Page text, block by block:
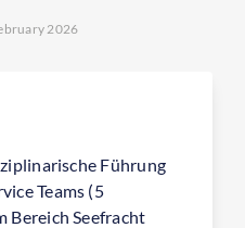
2026
Führung
Teams (5
Bereich Seefracht